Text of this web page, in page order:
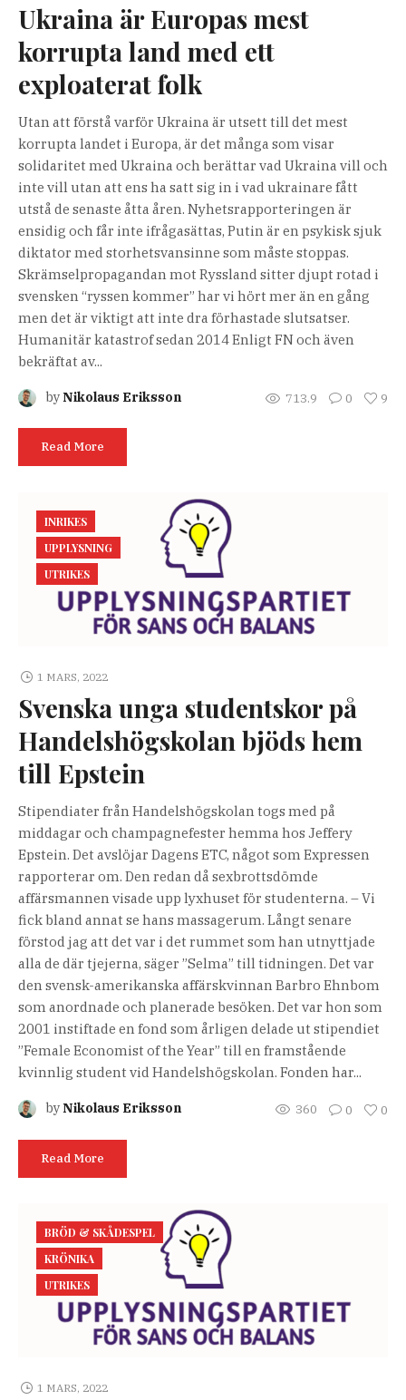
Ukraina är Europas mest
korrupta land med ett
exploaterat folk
Utan att förstå varför Ukraina är utsett till det mest
korrupta landet i Europa, är det många som visar
solidaritet med Ukraina och berättar vad Ukraina vill och
inte vill utan att ens ha satt sig in i vad ukrainare fått
utstå de senaste åtta åren. Nyhetsrapporteringen är
ensidig och får inte ifrågasättas, Putin är en psykisk sjuk
diktator med storhetsvansinne som måste stoppas.
Skrämselpropagandan mot Ryssland sitter djupt rotad i
svensken “ryssen kommer” har vi hört mer än en gång
men det är viktigt att inte dra förhastade slutsatser.
Humanitär katastrof sedan 2014 Enligt FN och även
bekräftat av...
byNikolaus Eriksson 713.9 0 9
Read More
INRIKES
UPPLYSNING
UTRIKES
1 MARS, 2022
Svenska unga studentskor på
Handelshögskolan bjöds hem
till Epstein
Stipendiater från Handelshögskolan togs med på
middagar och champagnefester hemma hos Jeffery
Epstein. Det avslöjar Dagens ETC, något som Expressen
rapporterar om. Den redan då sexbrottsdömde
affärsmannen visade upp lyxhuset för studenterna. – Vi
fick bland annat se hans massagerum. Långt senare
förstod jag att det var i det rummet som han utnyttjade
alla de där tjejerna, säger ”Selma” till tidningen. Det var
den svensk-amerikanska affärskvinnan Barbro Ehnbom
som anordnade och planerade besöken. Det var hon som
2001 instiftade en fond som årligen delade ut stipendiet
”Female Economist of the Year” till en framstående
kvinnlig student vid Handelshögskolan. Fonden har...
byNikolaus Eriksson 360 0 0
Read More
BRÖD & SKÅDESPEL
KRÖNIKA
UTRIKES
1 MARS, 2022